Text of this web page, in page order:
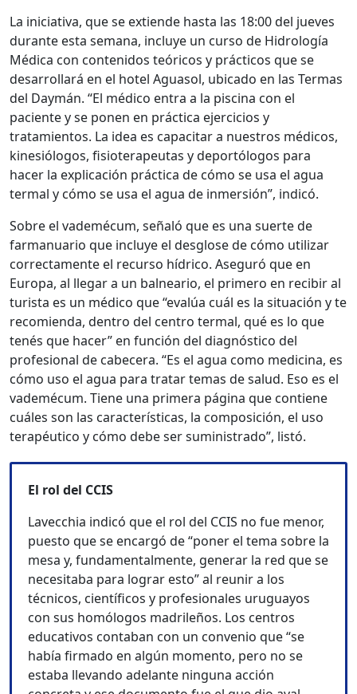
La iniciativa, que se extiende hasta las 18:00 del jueves
durante esta semana, incluye un curso de Hidrología
Médica con contenidos teóricos y prácticos que se
desarrollará en el hotel Aguasol, ubicado en las Termas
del Daymán. “El médico entra a la piscina con el
paciente y se ponen en práctica ejercicios y
tratamientos. La idea es capacitar a nuestros médicos,
kinesiólogos, fisioterapeutas y deportólogos para
hacer la explicación práctica de cómo se usa el agua
termal y cómo se usa el agua de inmersión”, indicó.
Sobre el vademécum, señaló que es una suerte de
farmanuario que incluye el desglose de cómo utilizar
correctamente el recurso hídrico. Aseguró que en
Europa, al llegar a un balneario, el primero en recibir al
turista es un médico que “evalúa cuál es la situación y te
recomienda, dentro del centro termal, qué es lo que
tenés que hacer” en función del diagnóstico del
profesional de cabecera. “Es el agua como medicina, es
cómo uso el agua para tratar temas de salud. Eso es el
vademécum. Tiene una primera página que contiene
cuáles son las características, la composición, el uso
terapéutico y cómo debe ser suministrado”, listó.
El rol del CCIS
Lavecchia indicó que el rol del CCIS no fue menor,
puesto que se encargó de “poner el tema sobre la
mesa y, fundamentalmente, generar la red que se
necesitaba para lograr esto” al reunir a los
técnicos, científicos y profesionales uruguayos
con sus homólogos madrileños. Los centros
educativos contaban con un convenio que “se
había firmado en algún momento, pero no se
estaba llevando adelante ninguna acción